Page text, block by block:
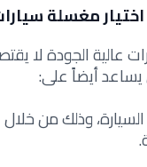
اختيار مغسلة
عالية الجودة لا
يساعد أيضاً على:
وذلك من